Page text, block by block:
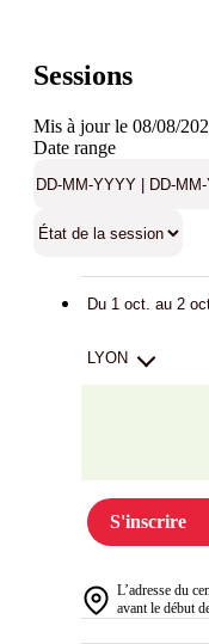
Sessions
Mis à jour le 08/08/
Date range
Du 1 oct. au 2
LYON
S'inscrire
L’adresse du
avant le début